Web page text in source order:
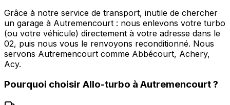
Grâce à notre service de transport, inutile de chercher
un garage à Autremencourt : nous enlevons votre turbo
(ou votre véhicule) directement à votre adresse dans le
02, puis nous vous le renvoyons reconditionné. Nous
servons Autremencourt comme Abbécourt, Achery,
Acy.
Pourquoi choisir Allo-turbo à Autremencourt?